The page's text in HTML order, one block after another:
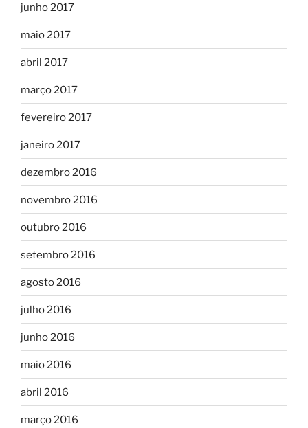
junho 2017
maio 2017
abril 2017
março 2017
fevereiro 2017
janeiro 2017
dezembro 2016
novembro 2016
outubro 2016
setembro 2016
agosto 2016
julho 2016
junho 2016
maio 2016
abril 2016
março 2016